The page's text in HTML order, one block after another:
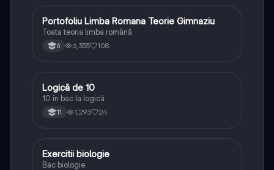
Limba și literatura română
Portofoliu Limba Romana Teorie Gimnaziu
Toata teoria limba română
6 6,355 108
Logică
Logică de 10
10 în bac la logică
11 1,293 24
Biologie
Exercitii biologie
Bac biologie